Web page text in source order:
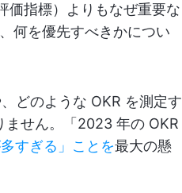
価指標）よりもなぜ重要な
何を優先すべきかについ
どのような OKR を測定す
ません。「2023 年の OKR
すぎる」ことを最大の懸